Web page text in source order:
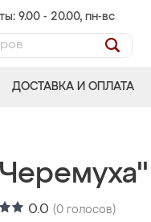
9.00 - 20.00, пн-вс
ДОСТАВКА И ОПЛАТА
0.0 (0 голосов)